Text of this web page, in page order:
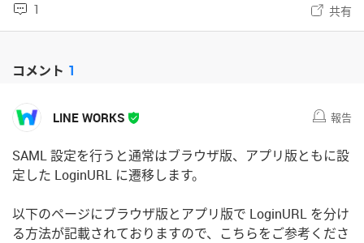
1 共有
コメント 1
LINE WORKS 報告
SAML 設定を行うと通常はブラウザ版、アプリ版ともに設
定した LoginURL に遷移します。
以下のページにブラウザ版とアプリ版で LoginURL を分け
る方法が記載されておりますので、こちらをご参考くださ